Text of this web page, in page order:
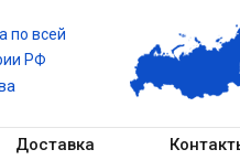
по всей
РФ
Доставка